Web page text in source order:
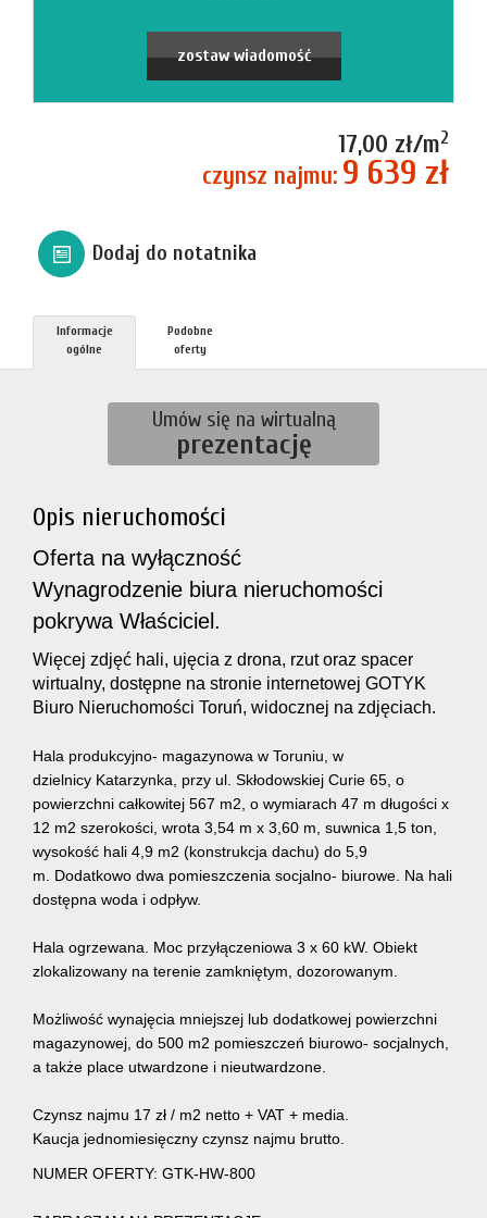
zostaw wiadomość
17,00 zł/m2
czynsz najmu: 9 639 zł
Dodaj do notatnika
Informacje
ogólne
Podobne
oferty
Umów się na wirtualną
prezentację
Opis nieruchomości
Oferta na wyłączność
Wynagrodzenie biura nieruchomości
pokrywa Właściciel.
Więcej zdjęć hali, ujęcia z drona, rzut oraz spacer
wirtualny, dostępne na stronie internetowej GOTYK
Biuro Nieruchomości Toruń, widocznej na zdjęciach.
Hala produkcyjno- magazynowa w Toruniu, w
dzielnicy Katarzynka, przy ul. Skłodowskiej Curie 65, o
powierzchni całkowitej 567 m2, o wymiarach 47 m długości x
12 m2 szerokości, wrota 3,54 m x 3,60 m, suwnica 1,5 ton,
wysokość hali 4,9 m2 (konstrukcja dachu) do 5,9
m. Dodatkowo dwa pomieszczenia socjalno- biurowe. Na hali
dostępna woda i odpływ.
Hala ogrzewana. Moc przyłączeniowa 3 x 60 kW. Obiekt
zlokalizowany na terenie zamkniętym, dozorowanym.
Możliwość wynajęcia mniejszej lub dodatkowej powierzchni
magazynowej, do 500 m2 pomieszczeń biurowo- socjalnych,
a także place utwardzone i nieutwardzone.
Czynsz najmu 17 zł / m2 netto + VAT + media.
Kaucja jednomiesięczny czynsz najmu brutto.
NUMER OFERTY: GTK-HW-800